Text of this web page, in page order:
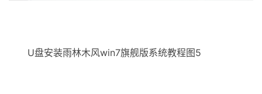
U盘安装雨林木风win7旗舰版系统教程图5